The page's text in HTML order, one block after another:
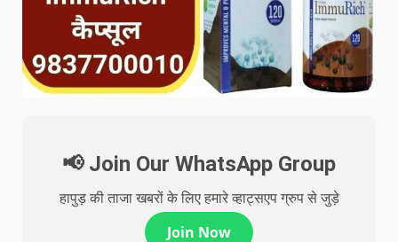
📢 Join Our WhatsApp Group
हापुड़ की ताजा खबरों के लिए हमारे व्हाट्सएप ग्रुप से जुड़े
Join Now